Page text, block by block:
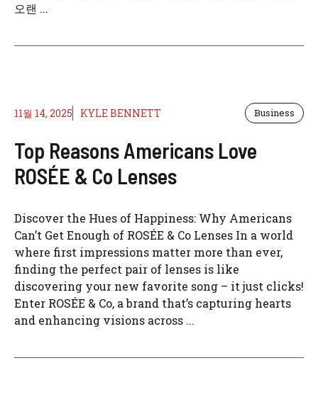
오랜 ...
11월 14, 2025 KYLE BENNETT Business
Top Reasons Americans Love
ROSÉE & Co Lenses
Discover the Hues of Happiness: Why Americans
Can’t Get Enough of ROSÉE & Co Lenses In a world
where first impressions matter more than ever,
finding the perfect pair of lenses is like
discovering your new favorite song – it just clicks!
Enter ROSÉE & Co, a brand that’s capturing hearts
and enhancing visions across ...